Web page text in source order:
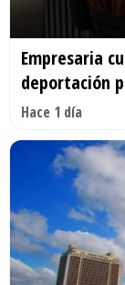
Empresaria
deportación
Hace 1 día